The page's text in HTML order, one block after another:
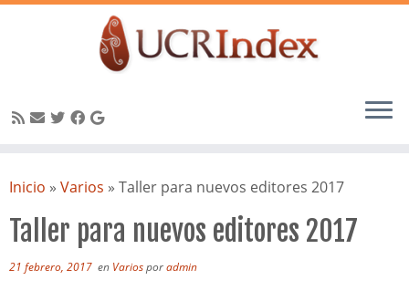
alInicio » Varios » Taller para nuevos editores 2017
Taller para nuevos editores 2017
21 febrero, 2017 en Variosporadmin